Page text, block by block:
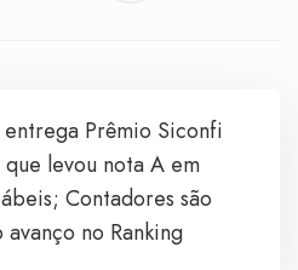
Prêmio Siconfi
levou nota A em
Contadores são
no Ranking